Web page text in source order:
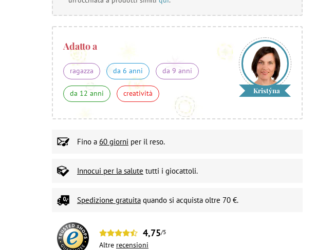
Adatto a
ragazza da 6 anni da 9 anni
da 12 anni creatività Kristýna
Fino a 60 giorni per il reso.
Innocui per la salute tutti i giocattoli.
Spedizione gratuita quando si acquista oltre 70 €.
4,75/5
Altre recensioni